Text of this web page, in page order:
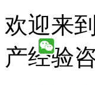
欢迎来
产经验